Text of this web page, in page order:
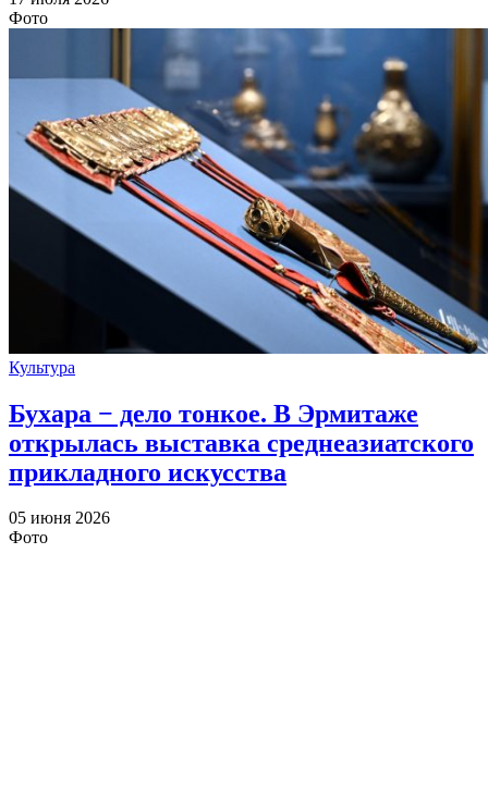
Фото
Культура
Бухара − дело тонкое. В Эрмитаже
открылась выставка среднеазиатского
прикладного искусства
05 июня 2026
Фото